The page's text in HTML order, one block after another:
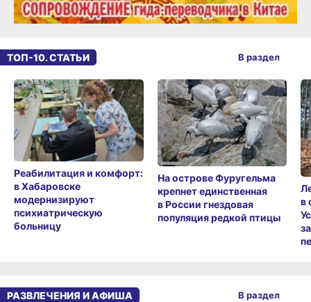
ТОП-10. СТАТЬИ
Реабилитация и комфорт:
в Хабаровске
модернизируют
психиатрическую
больницу
На острове Фуругельма
крепнет единственная
в России гнездовая
популяция редкой птицы
в
В раздел
РАЗВЛЕЧЕНИЯ И АФИША В раздел